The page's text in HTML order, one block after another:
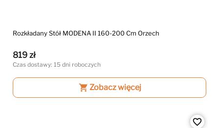
Rozkładany Stół MODENA II 160-200 Cm Orzech
819 zł
Czas dostawy: 15 dni roboczych
shopping_cart Zobacz więcej
favorite_border